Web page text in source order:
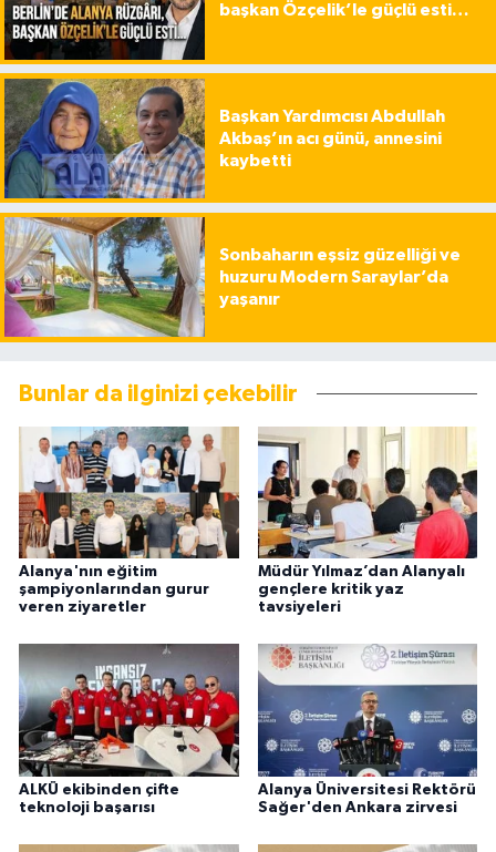
başkan Özçelik’le güçlü esti…
Başkan Yardımcısı Abdullah
Akbaş’ın acı günü, annesini
kaybetti
Sonbaharın eşsiz güzelliği ve
huzuru Modern Saraylar’da
yaşanır
Bunlar da ilginizi çekebilir
Alanya'nın eğitim
şampiyonlarından gurur
veren ziyaretler
Müdür Yılmaz’dan Alanyalı
gençlere kritik yaz
tavsiyeleri
ALKÜ ekibinden çifte
teknoloji başarısı
Alanya Üniversitesi Rektörü
Sağer'den Ankara zirvesi